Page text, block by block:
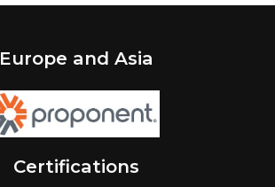
Europe and Asia
Certifications